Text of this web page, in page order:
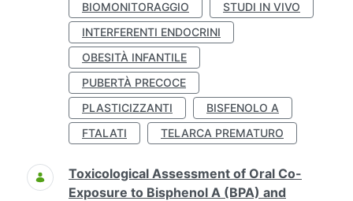
BIOMONITORAGGIO
STUDI IN VIVO
INTERFERENTI ENDOCRINI
OBESITÀ INFANTILE
PUBERTÀ PRECOCE
PLASTICIZZANTI
BISFENOLO A
FTALATI
TELARCA PREMATURO
Toxicological Assessment of Oral Co-
Exposure to Bisphenol A (BPA) and